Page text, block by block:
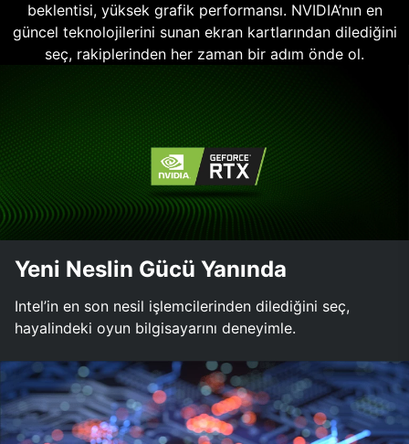
beklentisi, yüksek grafik performansı. NVIDIA’nın en
güncel teknolojilerini sunan ekran kartlarından dilediğini
seç, rakiplerinden her zaman bir adım önde ol.
Yeni Neslin Gücü Yanında
Intel’in en son nesil işlemcilerinden dilediğini seç,
hayalindeki oyun bilgisayarını deneyimle.